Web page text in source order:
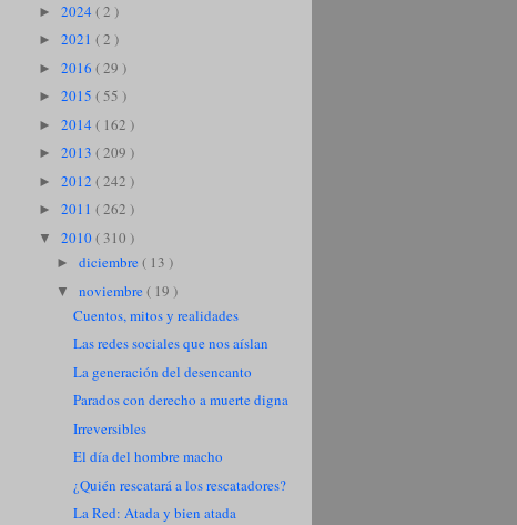
► 2024 ( 2 )
► 2021 ( 2 )
► 2016 ( 29 )
► 2015 ( 55 )
► 2014 ( 162 )
► 2013 ( 209 )
► 2012 ( 242 )
► 2011 ( 262 )
▼ 2010( 310 )
► diciembre( 13 )
▼ noviembre( 19 )
Cuentos, mitos y realidades
Las redes sociales que nos aíslan
La generación del desencanto
Parados con derecho a muerte digna
Irreversibles
El día del hombre macho
¿Quién rescatará a los rescatadores?
La Red: Atada y bien atada